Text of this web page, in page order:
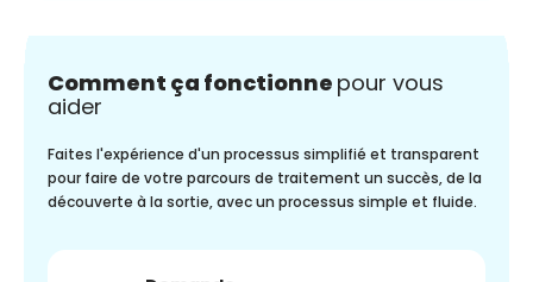
Comment ça fonctionne pour vous
aider
Faites l'expérience d'un processus simplifié et transparent
pour faire de votre parcours de traitement un succès, de la
découverte à la sortie, avec un processus simple et fluide.